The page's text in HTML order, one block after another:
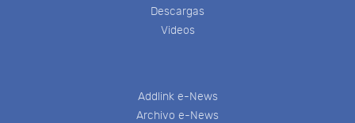
Descargas
Videos
Addlink e-News
Archivo e-News